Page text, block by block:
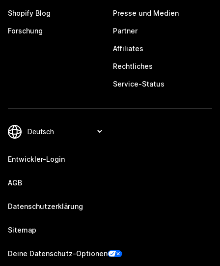
Shopify Blog
Forschung
Presse und Medien
Partner
Affiliates
Rechtliches
Service-Status
Entwickler-Login
AGB
Datenschutzerklärung
Sitemap
Deine Datenschutz-Optionen